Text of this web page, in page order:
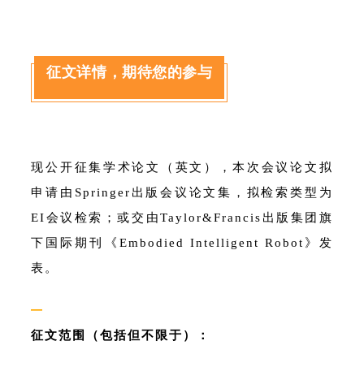
征文详情，期待您的参与
现公开征集学术论文（英文），本次会议论文拟
申请由 Springer 出版会议论文集，拟检索类型为
EI会议检索；或交由Taylor&Francis 出版集团旗
下国际期刊《 Embodied Intelligent Robot 》发
表。
—
征文范围（包括但不限于）：